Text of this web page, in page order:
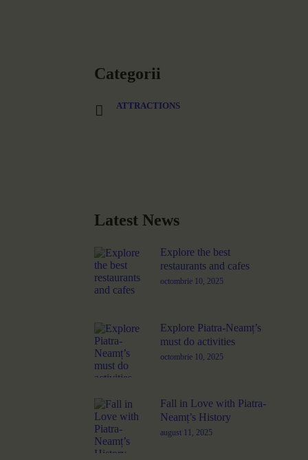
Categorii
ATTRACTIONS
Latest News
Explore the best
restaurants and cafes
octombrie 10, 2025
Explore Piatra-Neamț’s
must do activities
octombrie 10, 2025
Fall in Love with Piatra-
Neamț’s History
august 11, 2025